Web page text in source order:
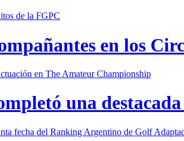
en los
una